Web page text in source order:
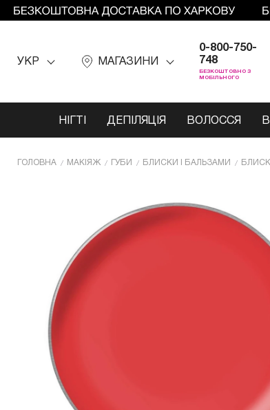
УКР МАГАЗИНИ
0-800-750-
748
БЕЗКОШТОВНО З
МОБІЛЬНОГО
НІГТІ ДЕПІЛЯЦІЯ ВОЛОССЯ
ГОЛОВНА МАКІЯЖ ГУБИ БЛИСКИ І БАЛЬЗАМИ